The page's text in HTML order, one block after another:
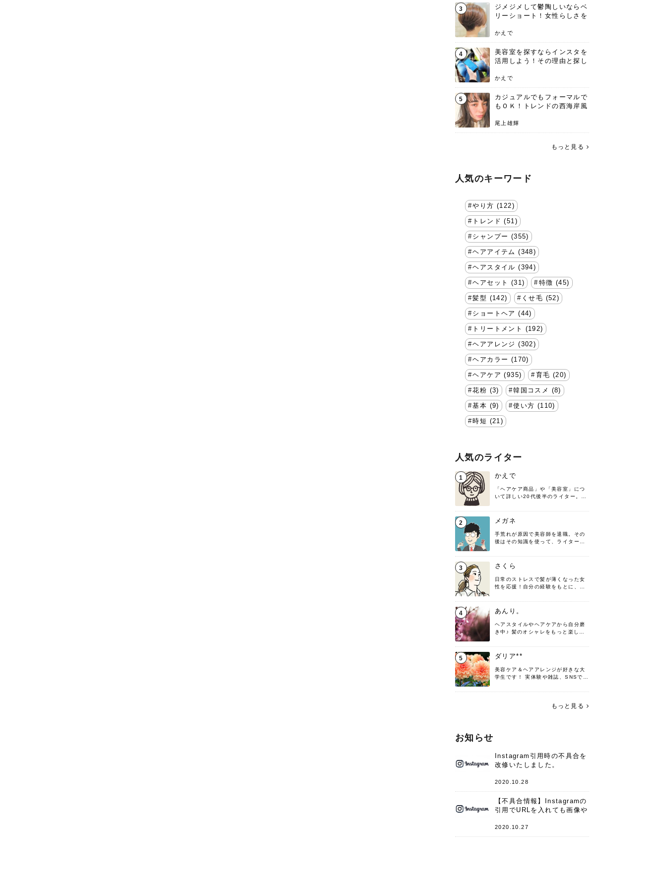
3
ジメジメして鬱陶しいならベ
リーショート！女性らしさを
かえで
4
美容室を探すならインスタを
活用しよう！その理由と探し
かえで
5
カジュアルでもフォーマルで
もＯＫ！トレンドの西海岸風
尾上雄輝
もっと見る
人気のキーワード
やり方 (122)
トレンド (51)
シャンプー (355)
ヘアアイテム (348)
ヘアスタイル (394)
ヘアセット (31) 特徴 (45)
髪型 (142) くせ毛 (52)
ショートヘア (44)
トリートメント (192)
ヘアアレンジ (302)
ヘアカラー (170)
ヘアケア (935) 育毛 (20)
花粉 (3) 韓国コスメ (8)
基本 (9) 使い方 (110)
時短 (21)
人気のライター
1 かえで
「ヘアケア商品」や「美容室」につ
いて詳しい20代後半のライター。楽
す！
2 メガネ
手荒れが原因で美容師を退職。その
後はその知識を使って、ライターと
髪の知識をわかりやすく紹介しま
す！
3 さくら
日常のストレスで髪が薄くなった女
性を応援！自分の経験をもとに、執
4 あんり。
ヘアスタイルやヘアケアから自分磨
き中♪ 髪のオシャレをもっと楽しめ
♡ 役立つ情報をお届けできるように
頑張ります！よろしくお願いしま
5 ダリア**
美容ケア＆ヘアアレンジが好きな大
学生です！ 実体験や雑誌、SNSで知
す。 これからよろしくお願いします
もっと見る
お知らせ
Instagram引用時の不具合を
改修いたしました。
2020.10.28
【不具合情報】Instagramの
引用でURLを入れても画像や
件
2020.10.27